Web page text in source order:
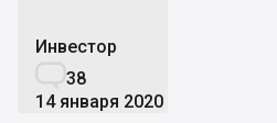
Инвестор
38
14 января 2020